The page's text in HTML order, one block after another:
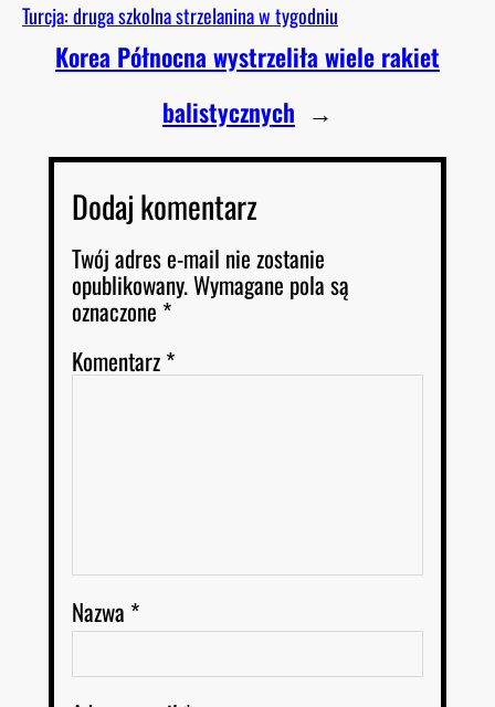
Turcja: druga szkolna strzelanina w tygodniu
Korea Północna wystrzeliła wiele rakiet
balistycznych →
Dodaj komentarz
Twój adres e-mail nie zostanie
opublikowany.Wymagane pola są
oznaczone *
Komentarz*
Nazwa *